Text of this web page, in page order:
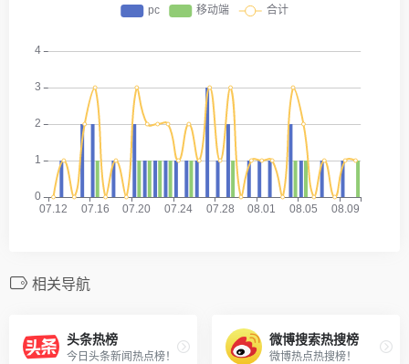
相关导航
头条热榜
今日头条新闻热点榜！
微博搜索热搜榜
微博热点热搜榜！